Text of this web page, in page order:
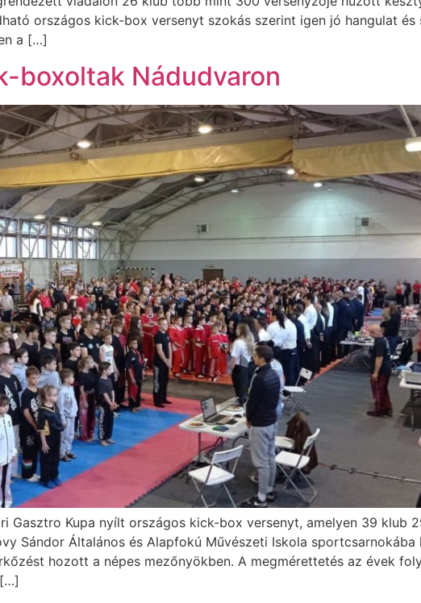
országos kick-box versenyt szokás szerint igen jó hangulat és
a […]
boxoltak Nádudvaron
Gasztro Kupa nyílt országos kick-box versenyt, amelyen 39 klub
Sándor Általános és Alapfokú Művészeti Iskola
hozott a népes mezőnyökben. A megmérettetés az évek